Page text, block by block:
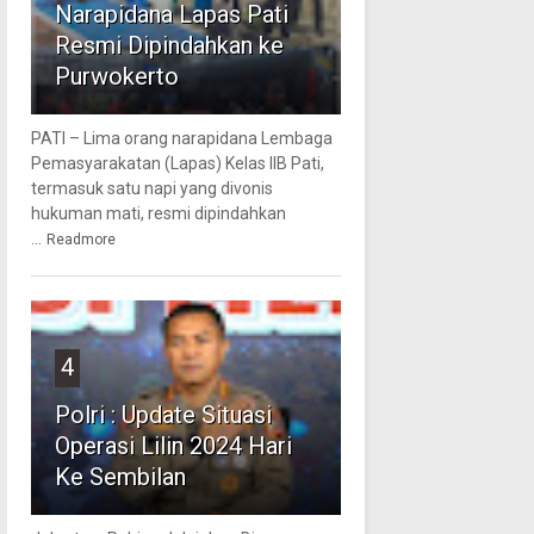
Narapidana Lapas Pati
Resmi Dipindahkan ke
Purwokerto
PATI – Lima orang narapidana Lembaga
Pemasyarakatan (Lapas) Kelas IIB Pati,
termasuk satu napi yang divonis
hukuman mati, resmi dipindahkan
... Readmore
4
Polri : Update Situasi
Operasi Lilin 2024 Hari
Ke Sembilan